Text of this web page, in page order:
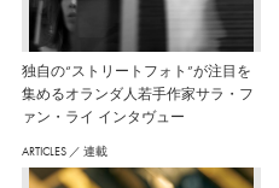
独自の“ストリートフォト”が注目を
集めるオランダ人若手作家サラ・フ
ァン・ライ インタヴュー
ARTICLES ／ 連載